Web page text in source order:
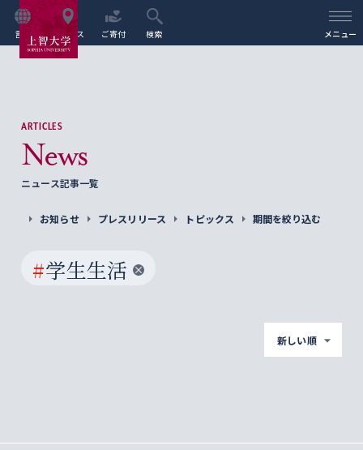
言語 アクセス ご寄付 検索 メニュー
ARTICLES
News
ニュース記事一覧
お知らせ プレスリリース トピックス 期間を絞り込む
#学生生活
新しい順